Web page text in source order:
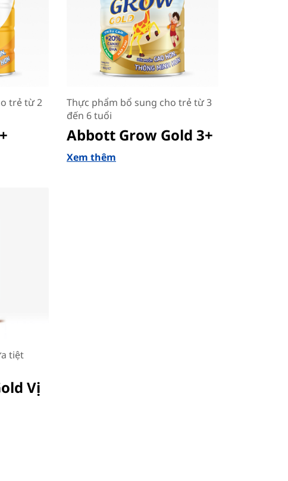
trẻ từ 2
Thực phẩm bổ sung cho trẻ từ 3
đến 6 tuổi
Abbott Grow Gold 3+
Xem thêm
tiệt
Vị